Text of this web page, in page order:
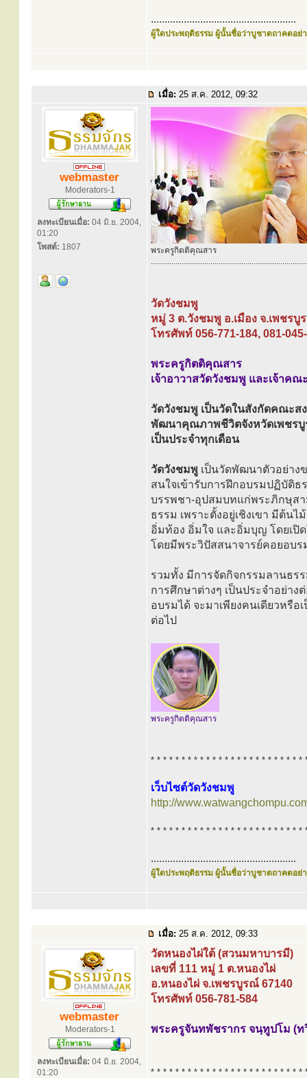
.....................................................
ผู้ใดประพฤติธรรม ผู้นั้นชื่อว่าบูชาตถาคตอย่า
เมื่อ: 25 ส.ค. 2012, 09:32
webmaster
Moderators-1
ลงทะเบียนเมื่อ: 04 มิ.ย. 2004,
01:20
โพสต์: 1807
พระครูกิตติคุณสาร
............................................................................
วัดวังชมพู
หมู่ 3 ต.วังชมพู อ.เมือง จ.เพชรบู
โทรศัพท์ 056-771-184, 081-
พระครูกิตติคุณสาร
เจ้าอาวาสวัดวังชมพู และเจ้าค
วัดวังชมพู เป็นวัดในสังกัดคณะส
พัฒนาคุณภาพชีวิตจังหวัดเพชรบู
เป็นประจำทุกเดือน
วัดวังชมพู เป็นวัดพัฒนาตัวอย่าง
สนใจเข้ารับการฝึกอบรมปฏิบัติ
บรรพชา-อุปสมบทแก่พระภิกษุสา
ธรรม เพราะตั้งอยู่เชิงเขา มีต้น
อิ่มท้อง อิ่มใจ และอิ่มบุญ โดยเปิ
โดยมีพระวิปัสสนาจารย์คอยอบร
รวมทั้ง มีการจัดกิจกรรมลานธร
การศึกษาต่างๆ เป็นประจำอย่า
อบรมได้ จะมาเพียงคนเดียวหรื
ต่อไป
พระครูกิตติคุณสาร
* * * * * * * * * * * * * * * * * * * * * * * * *
เว็บไซต์วัดวังชมพู
http://
* * * * * * * * * * * * * * * * * * * * * * * * *
.....................................................
ผู้ใดประพฤติธรรม ผู้นั้นชื่อว่าบูชาตถาคตอย่า
เมื่อ: 25 ส.ค. 2012, 09:33
webmaster
Moderators-1
ลงทะเบียนเมื่อ: 04 มิ.ย. 2004,
01:20
วัดหนองไผ่ใต้ (สวนมหาบารมี)
เลขที่ 111 หมู่ 1 ต.หนองไผ่
อ.หนองไผ่ จ.เพชรบูรณ์ 67140
โทรศัพท์ 056-781-584
พระครูจันทพัชรากร จนฺทูปโม (ท
* * * * * * * * * * * * * * * * * * * * * * * * *